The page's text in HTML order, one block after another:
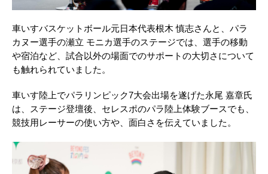
車いすバスケットボール元日本代表根木 慎志さんと、パラ
カヌー選手の瀬立 モニカ選手のステージでは、選手の移動
や宿泊など、試合以外の場面でのサポートの大切さについて
も触れられていました。
車いす陸上でパラリンピック7大会出場を遂げた永尾 嘉章氏
は、ステージ登壇後、セレスポのパラ陸上体験ブースでも、
競技用レーサーの使い方や、面白さを伝えていました。